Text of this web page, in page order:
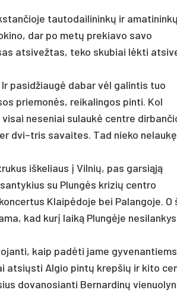
tautodailininkų ir amatininkų
dar po metų prekiavo savo
atsivežtas, teko skubiai lėkti
Ir pasidžiaugė dabar vėl galintis tuo
priemonės, reikalingos pinti. Kol
neseniai sulaukė centre
dvi–tris savaites. Tad nieko
iškeliaus į Vilnių, pas garsiąją
su Plungės krizių centro
Klaipėdoje bei Palangoje. O
kad kurį laiką Plungėje
kaip padėti jame gyvenantiems
atsiųsti Algio pintų krepšių ir kito
dovanosianti Bernardinų